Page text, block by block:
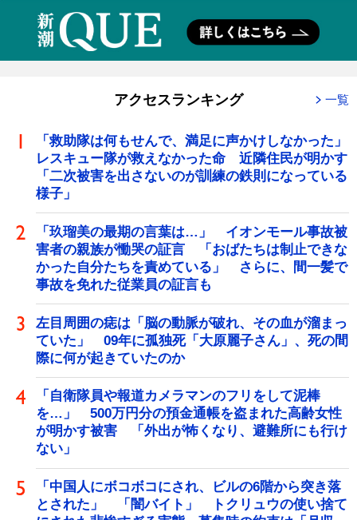
アクセスランキング 一覧
「救助隊は何もせんで、満足に声かけしなかった」
レスキュー隊が救えなかった命 近隣住民が明かす
「二次被害を出さないのが訓練の鉄則になっている
様子」
「玖瑠美の最期の言葉は…」 イオンモール事故被
害者の親族が慟哭の証言 「おばたちは制止できな
かった自分たちを責めている」 さらに、間一髪で
事故を免れた従業員の証言も
左目周囲の痣は「脳の動脈が破れ、その血が溜まっ
ていた」 09年に孤独死「大原麗子さん」、死の間
際に何が起きていたのか
「自衛隊員や報道カメラマンのフリをして泥棒
を…」 500万円分の預金通帳を盗まれた高齢女性
が明かす被害 「外出が怖くなり、避難所にも行け
ない」
「中国人にボコボコにされ、ビルの6階から突き落
とされた」 「闇バイト」 トクリュウの使い捨て